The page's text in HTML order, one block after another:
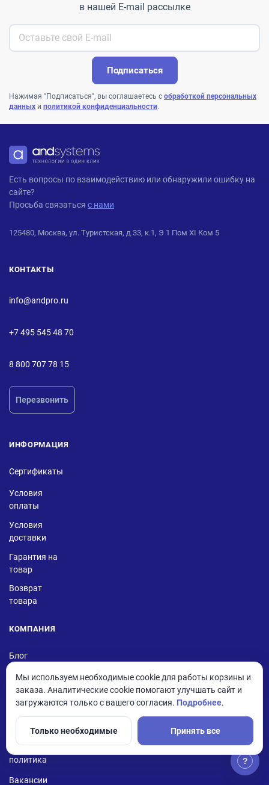
в нашей E-mail рассылке
Подписаться
Нажимая "Подписаться", вы соглашаетесь с обработкой персональных
данных и политикой конфиденциальности.
ANDPRO
Есть вопросы по взаимодействию или обнаружили ошибку на
сайте?
Просьба связаться с нами
125480, Москва, ул. Туристская, д.33, к.1, Э 1 Пом XI Ком 5
КОНТАКТЫ
info@andpro.ru
+7 495 545 48 70
8 800 707 78 15
Перезвонить
ИНФОРМАЦИЯ
Сертификаты
Условия
оплаты
Условия
доставки
Гарантия на
товар
Возврат
товара
КОМПАНИЯ
Блог
О компании
Новости
Сотрудники
Редакционная
политика
Вакансии
?
Мы используем необходимые cookie для работы корзины и
заказа. Аналитические cookie помогают улучшать сайт и
загружаются только с вашего согласия. Подробнее.
Только необходимые Принять все